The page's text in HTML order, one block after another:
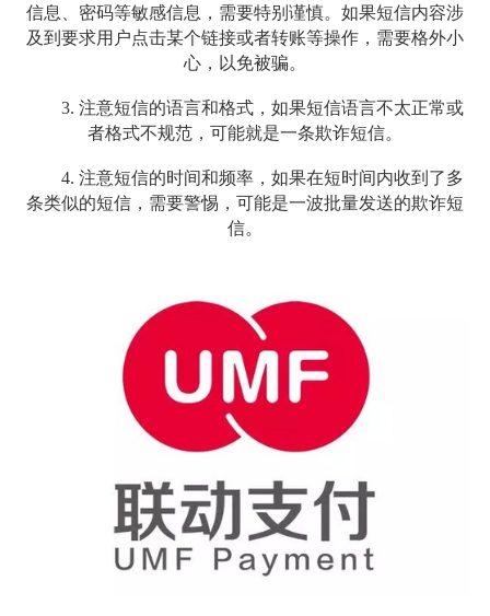
信息、密码等敏感信息，需要特别谨慎。如果短信内容涉
及到要求用户点击某个链接或者转账等操作，需要格外小
心，以免被骗。
3. 注意短信的语言和格式，如果短信语言不太正常或
者格式不规范，可能就是一条欺诈短信。
4. 注意短信的时间和频率，如果在短时间内收到了多
条类似的短信，需要警惕，可能是一波批量发送的欺诈短
信。